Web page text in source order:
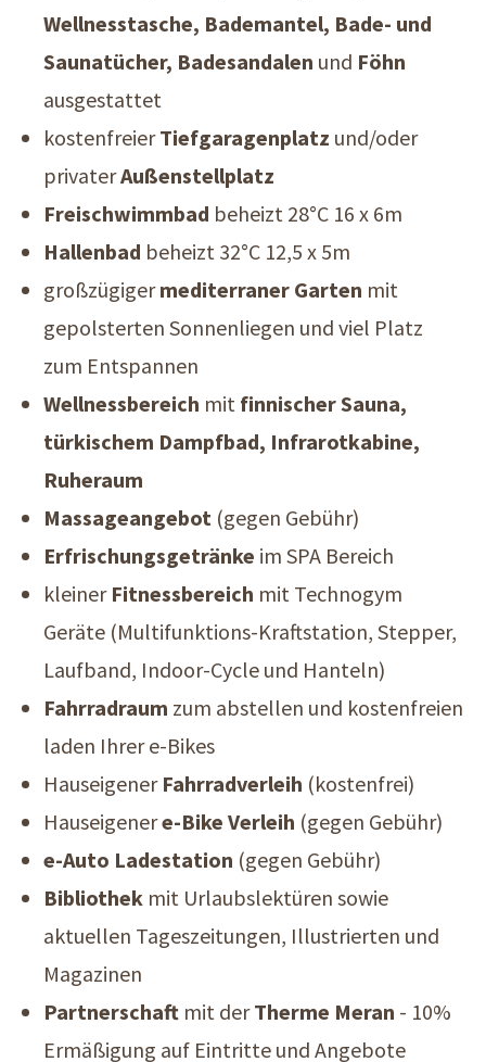
Wellnesstasche, Bademantel, Bade- und
Saunatücher, Badesandalen und Föhn
ausgestattet
kostenfreierTiefgaragenplatz und/oder
privaterAußenstellplatz
Freischwimmbad beheizt 28°C 16 x 6m
Hallenbad beheizt 32°C 12,5 x 5m
großzügigermediterraner Garten mit
gepolsterten Sonnenliegen und viel Platz
zum Entspannen
Wellnessbereich mit finnischer Sauna,
türkischem Dampfbad, Infrarotkabine,
Ruheraum
Massageangebot (gegen Gebühr)
Erfrischungsgetränke im SPA Bereich
kleinerFitnessbereich mit Technogym
Geräte (Multifunktions-Kraftstation, Stepper,
Laufband, Indoor-Cycle und Hanteln)
Fahrradraum zum abstellen und kostenfreien
laden Ihrer e-Bikes
Hauseigener Fahrradverleih (kostenfrei)
Hauseigenere-Bike Verleih (gegen Gebühr)
e-Auto Ladestation (gegen Gebühr)
Bibliothek mit Urlaubslektüren sowie
aktuellen Tageszeitungen, Illustrierten und
Magazinen
Partnerschaft mit derTherme Meran - 10%
Ermäßigung auf Eintritte und Angebote